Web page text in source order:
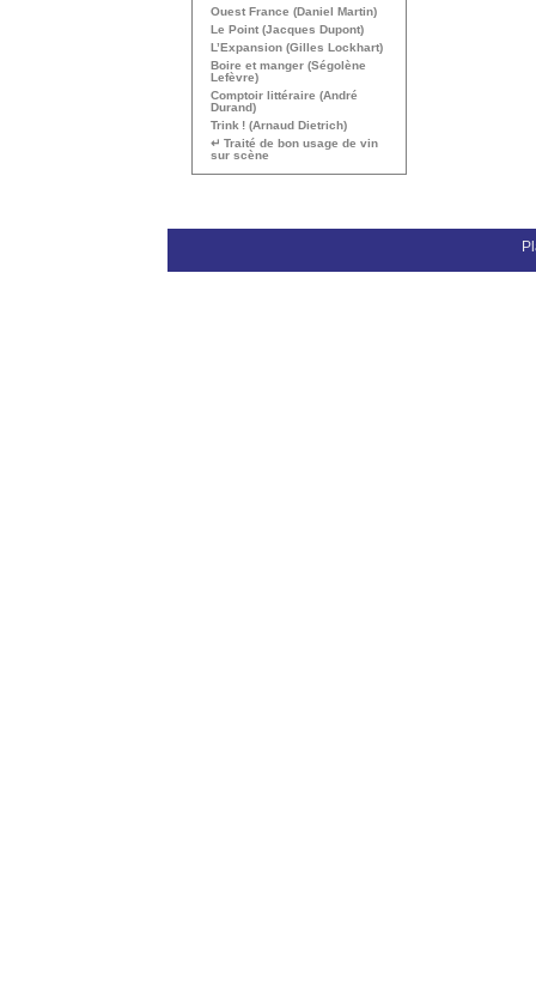
Ouest France (Daniel Martin)
Le Point (Jacques Dupont)
L’Expansion (Gilles Lockhart)
Boire et manger (Ségolène
Lefèvre)
Comptoir littéraire (André
Durand)
Trink ! (Arnaud Dietrich)
↵ Traité de bon usage de vin
sur scène